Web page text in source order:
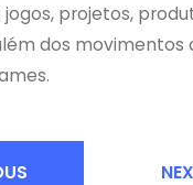
projetos,
dos movimentos